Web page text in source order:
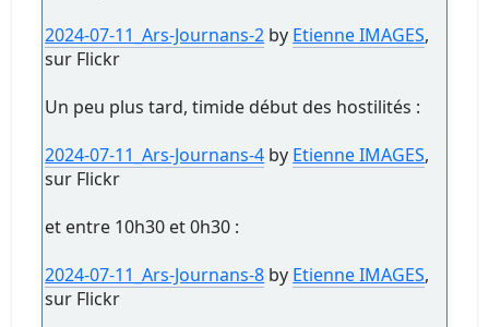
2024-07-11_Ars-Journans-2 by Etienne IMAGES,
sur Flickr
Un peu plus tard, timide début des hostilités :
2024-07-11_Ars-Journans-4 by Etienne IMAGES,
sur Flickr
et entre 10h30 et 0h30 :
2024-07-11_Ars-Journans-8 by Etienne IMAGES,
sur Flickr